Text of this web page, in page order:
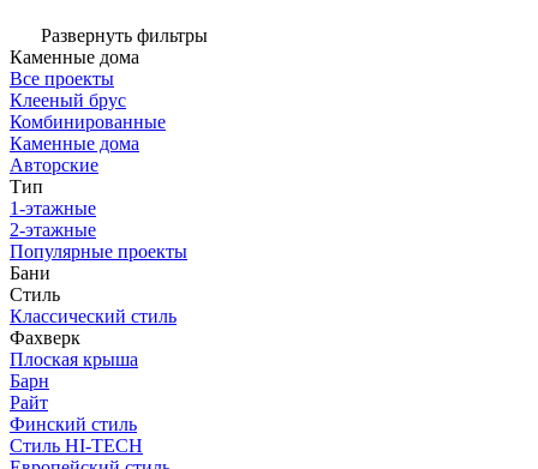
Развернуть фильтры
Каменные дома
Все проекты
Клееный брус
Комбинированные
Каменные дома
Авторские
Тип
1-этажные
2-этажные
Популярные проекты
Бани
Стиль
Классический стиль
Фахверк
Плоская крыша
Барн
Райт
Финский стиль
Стиль HI-TECH